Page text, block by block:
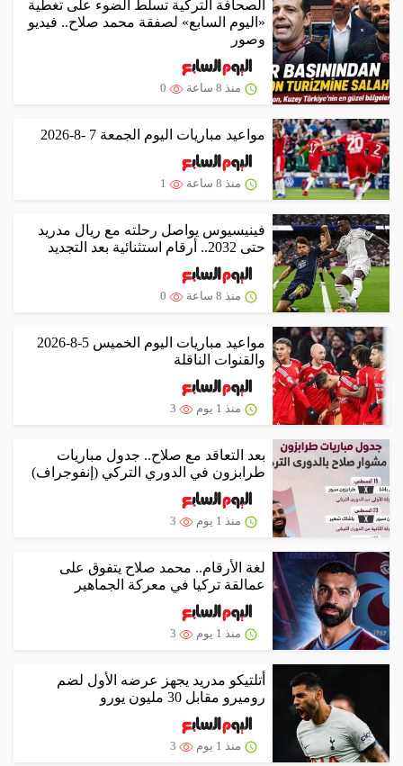
الصحافة التركية تسلط الضوء على تغطية
«اليوم السابع» لصفقة محمد صلاح.. فيديو
وصور
منذ 8 ساعة
مواعيد مباريات اليوم الجمعة 7 -8-2026
منذ 8 ساعة
فينيسيوس يواصل رحلته مع ريال مدريد
حتى 2032.. أرقام استثنائية بعد التجديد
منذ 8 ساعة
مواعيد مباريات اليوم الخميس 5-8-2026
والقنوات الناقلة
منذ 1 يوم
بعد التعاقد مع صلاح.. جدول مباريات
طرابزون في الدوري التركي (إنفوجراف)
منذ 1 يوم
لغة الأرقام.. محمد صلاح يتفوق على
عمالقة تركيا في معركة الجماهير
منذ 1 يوم
أتلتيكو مدريد يجهز عرضه الأول لضم
روميرو مقابل 30 مليون يورو
منذ 1 يوم